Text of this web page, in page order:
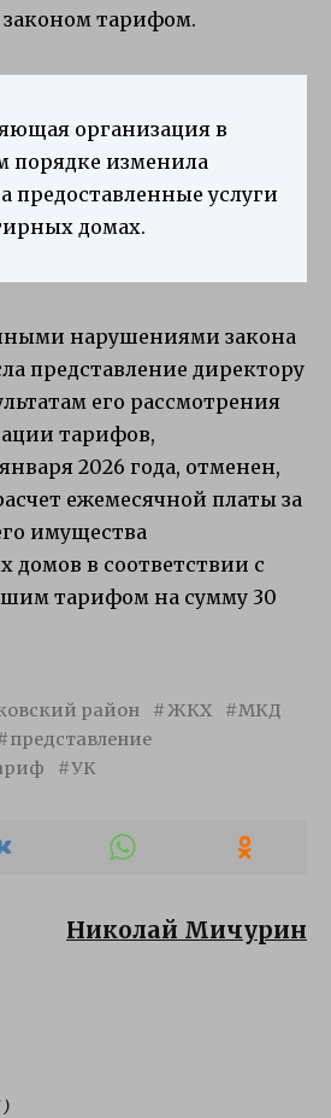
тарифом.
организация в
порядке изменила
предоставленные услуги
домах.
нарушениями закона
представление директору
его рассмотрения
тарифов,
2026 года, отменен,
ежемесячной платы за
имущества
домов в соответствии с
тарифом на сумму 30
район ЖКХ
МКД
представление
УК
Николай Мичурин
)